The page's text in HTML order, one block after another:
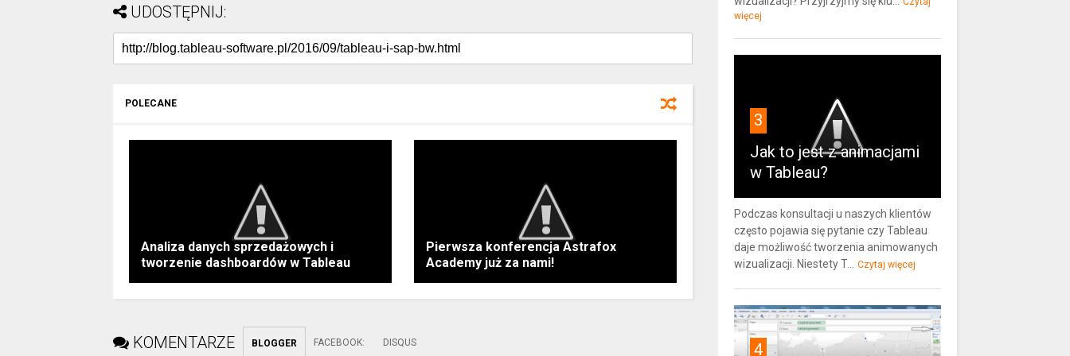
UDOSTĘPNIJ:
POLECANE
Analiza danych sprzedażowych i
tworzenie dashboardów w Tableau
Pierwsza konferencja Astrafox
Academy już za nami!
KOMENTARZE BLOGGER FACEBOOK: DISQUS
więcej
3
Jak to jest z animacjami
w Tableau?
Podczas konsultacji u naszych klientów
często pojawia się pytanie czy Tableau
daje możliwość tworzenia animowanych
wizualizacji. Niestety T... Czytaj więcej
4